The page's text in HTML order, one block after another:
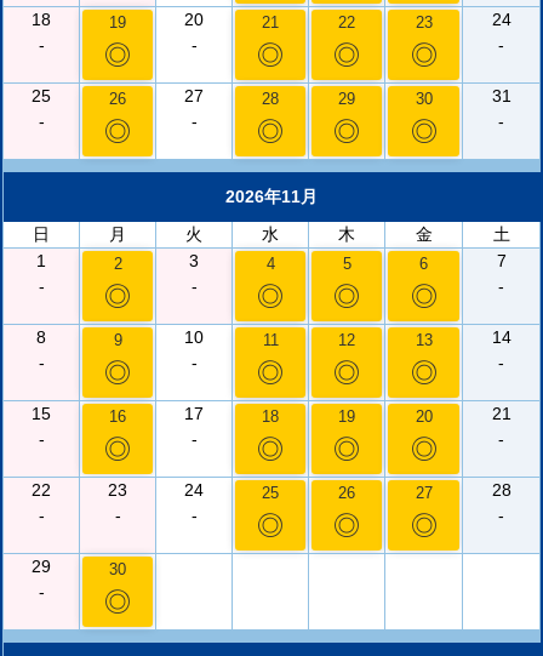
18
-
19
◎
20
-
21
◎
22
◎
23
◎
24
-
25
-
26
◎
27
-
28
◎
29
◎
30
◎
31
-
2026年11月
日
月 火 水 木 金
土
1
-
2
◎
3
-
4
◎
5
◎
6
◎
7
-
8
-
9
◎
10
-
11
◎
12
◎
13
◎
14
-
15
-
16
◎
17
-
18
◎
19
◎
20
◎
21
-
22
-
23
-
24
-
25
◎
26
◎
27
◎
28
-
29
-
30
◎